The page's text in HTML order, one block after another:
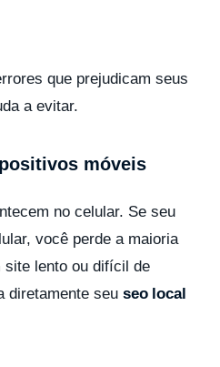
que prejudicam seus
a evitar.
móveis
no celular. Se seu
você perde a maioria
lento ou difícil de
diretamente seu seo local